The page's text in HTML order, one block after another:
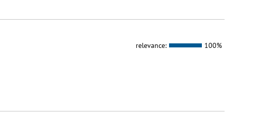
relevance: 100%